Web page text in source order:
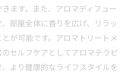
ます。また、アロマディフュー
部屋全体に香りを広げ、リラッ
が可能です。アロマトリートメ
セルフケアとしてアロマテラピ
より健康的なライフスタイルを